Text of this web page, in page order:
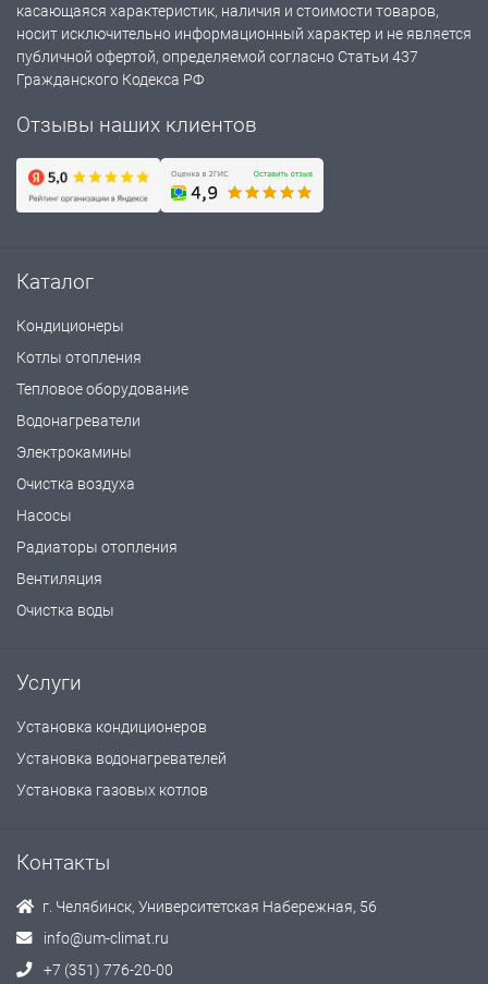
касающаяся характеристик, наличия и стоимости товаров,
носит исключительно информационный характер и не является
публичной офертой, определяемой согласно Статьи 437
Гражданского Кодекса РФ
Отзывы наших клиентов
Каталог
Кондиционеры
Котлы отопления
Тепловое оборудование
Водонагреватели
Электрокамины
Очистка воздуха
Насосы
Радиаторы отопления
Вентиляция
Очистка воды
Услуги
Установка кондиционеров
Установка водонагревателей
Установка газовых котлов
Контакты
г. Челябинск, Университетская Набережная, 56
info@um-climat.ru
+7 (351) 776-20-00